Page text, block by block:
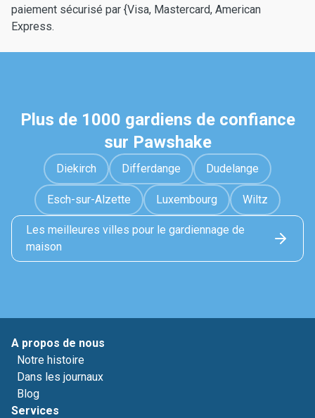
paiement sécurisé par {Visa, Mastercard, American
Express.
Plus de 1000 gardiens de confiance
sur Pawshake
Diekirch Differdange Dudelange
Esch-sur-Alzette Luxembourg Wiltz
Les meilleures villes pour le gardiennage de
maison
A propos de nous
Notre histoire
Dans les journaux
Blog
Services